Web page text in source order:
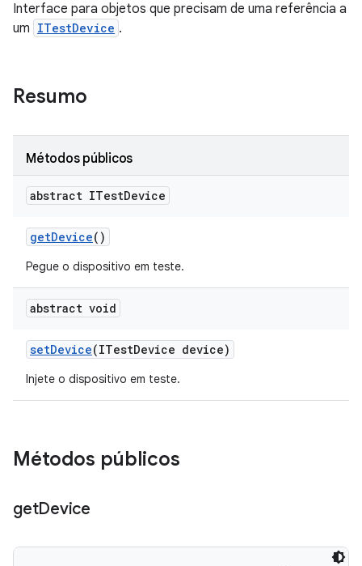
Interface para objetos que precisam de uma referência a
um ITestDevice .
Resumo
Métodos públicos
abstract ITestDevice
getDevice()
Pegue o dispositivo em teste.
abstract void
setDevice(ITestDevice device)
Injete o dispositivo em teste.
Métodos públicos
getDevice